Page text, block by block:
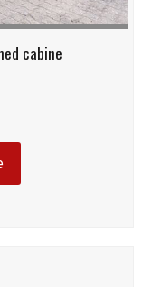
cabine